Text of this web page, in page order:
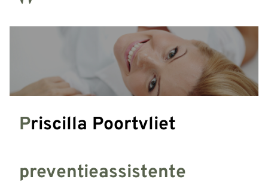
Priscilla Poortvliet
preventieassistente